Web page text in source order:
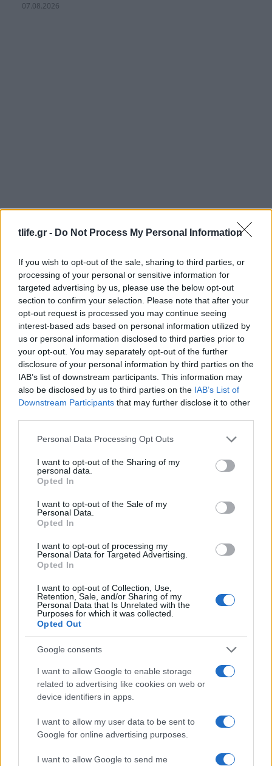
tlife.gr - Do Not Process My Personal Information
If you wish to opt-out of the sale, sharing to third parties, or
processing of your personal or sensitive information for
targeted advertising by us, please use the below opt-out
section to confirm your selection. Please note that after your
opt-out request is processed you may continue seeing
interest-based ads based on personal information utilized by
us or personal information disclosed to third parties prior to
your opt-out. You may separately opt-out of the further
disclosure of your personal information by third parties on the
IAB’s list of downstream participants. This information may
also be disclosed by us to third parties on the IAB’s List of
Downstream Participants that may further disclose it to other
Please note that this website/app uses one or more Google
not limited to your visit or usage behaviour. You may click to
grant or deny consent to Google and its third-party tags to
use your data for below specified purposes in below Google
consent section.
Personal Data Processing Opt Outs
I want to opt-out of the Sharing of my
personal data.
Opted In
I want to opt-out of the Sale of my
Personal Data.
Opted In
I want to opt-out of processing my
Personal Data for Targeted Advertising.
Opted In
I want to opt-out of Collection, Use,
Retention, Sale, and/or Sharing of my
Personal Data that Is Unrelated with the
Purposes for which it was collected.
Opted Out
Google consents
I want to allow Google to enable storage
related to advertising like cookies on web or
device identifiers in apps.
I want to allow my user data to be sent to
Google for online advertising purposes.
I want to allow Google to send me
07.08.2026
Τατιάνα Στεφανίδου: Διακοπές στο Ιόνιο με τον
μαγευτικές εικόνες από την Κεφαλονιά
07.08.2026
Ξεσπά η Ελένη Βουλγαράκη για τα
δημοσιεύματα χωρισμού με τον Φώτη
Ιωαννίδη: «Κάντε καμιά βουτιά με το κεφάλι να
07.08.2026